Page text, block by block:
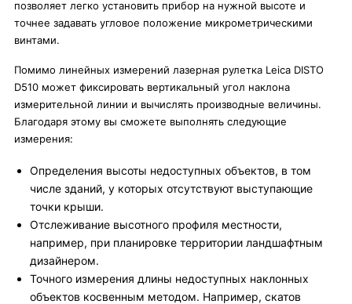
позволяет легко установить прибор на нужной высоте и
точнее задавать угловое положение микрометрическими
винтами.
Помимо линейных измерений лазерная рулетка Leica DISTO
D510 может фиксировать вертикальный угол наклона
измерительной линии и вычислять производные величины.
Благодаря этому вы сможете выполнять следующие
измерения:
Определения высоты недоступных объектов, в том
числе зданий, у которых отсутствуют выступающие
точки крыши.
Отслеживание высотного профиля местности,
например, при планировке территории ландшафтным
дизайнером.
Точного измерения длины недоступных наклонных
объектов косвенным методом. Например, скатов